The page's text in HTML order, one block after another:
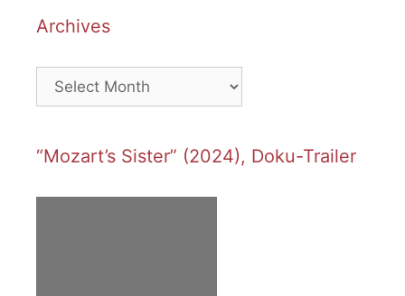
Archives
Archives
“Mozart’s Sister” (2024), Doku-Trailer